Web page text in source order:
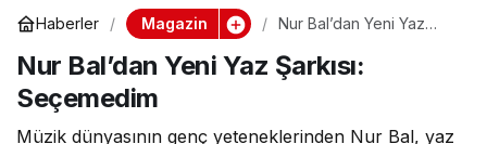
Haberler Magazin
Nur Bal’dan Yeni Yaz
Nur Bal’dan Yeni Yaz Şarkısı:
Seçemedim
Müzik dünyasının genç yeteneklerinden Nur Bal, yaz